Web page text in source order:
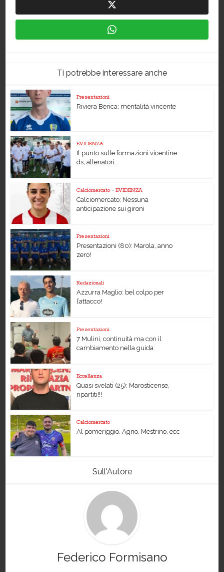
Ti potrebbe interessare anche
Presentazioni
Riviera Berica: mentalità vincente
EVIDENZA
Il punto sulle formazioni vicentine:
ds, allenatori...
Calciomercato • EVIDENZA
Calciomercato: Nessuna
anticipazione sui gironi
Presentazioni
Presentazioni (80): Marola, anno
zero!
Redazionali
Azzurra Maglio: bel colpo per
l’attacco!
Presentazioni
7 Mulini, continuità ma con il
cambiamento nella guida
Eccellenza
Quasi svelati (25): Marosticense,
ripartiti!!!
Calciomercato
Al pomeriggio, Agno, Mestrino, ecc
Sull'Autore
Federico Formisano